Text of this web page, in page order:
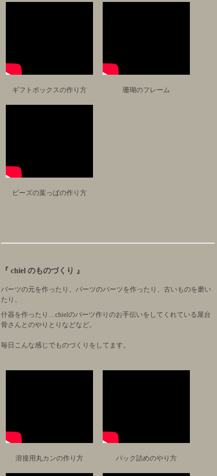
ギフトボックスの作り方 珊瑚のフレーム
ビーズの葉っぱの作り方
『 chiel のものづくり 』
パーツの元を作ったり、パーツのパーツを作ったり、古いものを磨い
たり、
什器を作ったり…chielのパーツ作りのお手伝いをしてくれている屋台
骨さんとのやりとりなどなど。
毎日こんな感じでものづくりをしてます。
溶接用丸カンの作り方 パック詰めのやり方